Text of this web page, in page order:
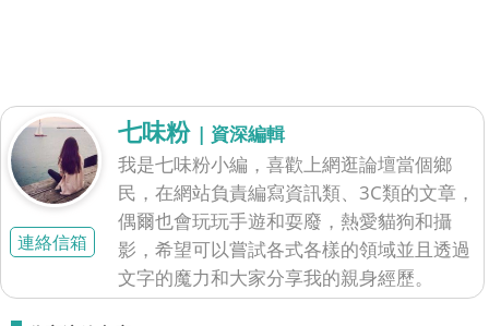
連絡信箱
七味粉 | 資深編輯
我是七味粉小編，喜歡上網逛論壇當個鄉
民，在網站負責編寫資訊類、3C類的文章，
偶爾也會玩玩手遊和耍廢，熱愛貓狗和攝
影，希望可以嘗試各式各樣的領域並且透過
文字的魔力和大家分享我的親身經歷。